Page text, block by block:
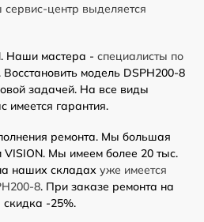
сервис-центр выделяется
Наши мастера - специалисты по
Восстановить модель DSPH200-8
задачей. На все виды
имеется гарантия.
ремонта. Мы большая
VISION. Мы имеем более 20 тыс.
наших складах уже имеется
8. При заказе ремонта на
скидка -25%.